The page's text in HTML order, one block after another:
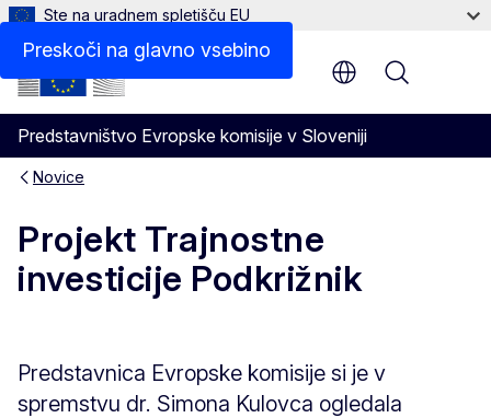
Preskoči na glavno vsebino
Ste na uradnem spletišču EU
Predstavništvo Evropske komisije v Sloveniji
Menu
Novice
Projekt Trajnostne
investicije Podkrižnik
Predstavnica Evropske komisije si je v
spremstvu dr. Simona Kulovca ogledala